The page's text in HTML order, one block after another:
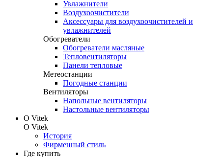
Увлажнители
Воздухоочистители
Аксессуары для воздухоочистителей и
увлажнителей
Обогреватели
Обогреватели масляные
Тепловентиляторы
Панели тепловые
Метеостанции
Погодные станции
Вентиляторы
Напольные вентиляторы
Настольные вентиляторы
О Vitek
О Vitek
История
Фирменный стиль
Где купить